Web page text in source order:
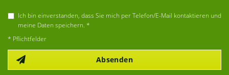
Ich bin einverstanden, dass Sie mich per Telefon/E-Mail kontaktieren und
meine Daten speichern. *
* Pflichtfelder
Absenden